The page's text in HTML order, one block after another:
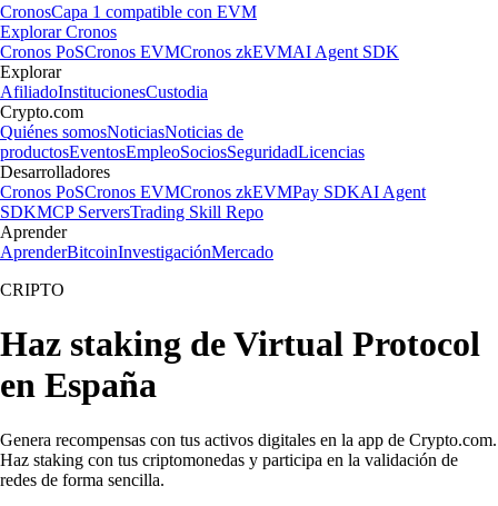
CronosCapa 1 compatible con EVM
Explorar Cronos
Cronos PoSCronos EVMCronos zkEVMAI Agent SDK
Explorar
AfiliadoInstitucionesCustodia
Crypto.com
Quiénes somosNoticiasNoticias de
productosEventosEmpleoSociosSeguridadLicencias
Desarrolladores
Cronos PoSCronos EVMCronos zkEVMPay SDKAI Agent
SDKMCP ServersTrading Skill Repo
Aprender
AprenderBitcoinInvestigaciónMercado
CRIPTO
Haz staking de Virtual Protocol
en España
Genera recompensas con tus activos digitales en la app de Crypto.com.
Haz staking con tus criptomonedas y participa en la validación de
redes de forma sencilla.